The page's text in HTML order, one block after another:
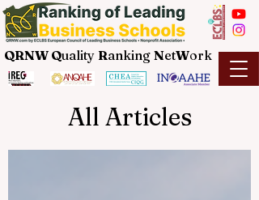
QRNW Quality Ranking NetWork
All Articles